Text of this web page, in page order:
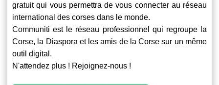
gratuit qui vous permettra de vous connecter au réseau
international des corses dans le monde.
Communiti est le réseau professionnel qui regroupe la
Corse, la Diaspora et les amis de la Corse sur un même
outil digital.
N'attendez plus ! Rejoignez-nous !